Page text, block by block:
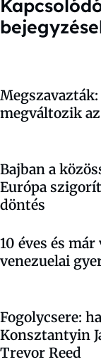
megváltozik
Bajban a
Európa
döntés
10 éves és
venezuelai
Fogolycsere:
Konsztantyin
Trevor Reed